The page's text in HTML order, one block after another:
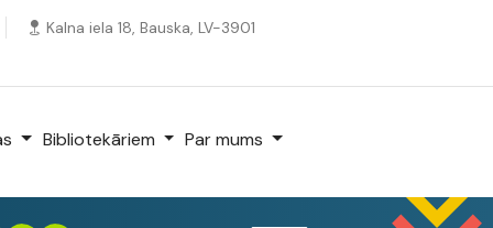
Kalna iela 18, Bauska, LV-3901
Bibliotekāriem Par mums